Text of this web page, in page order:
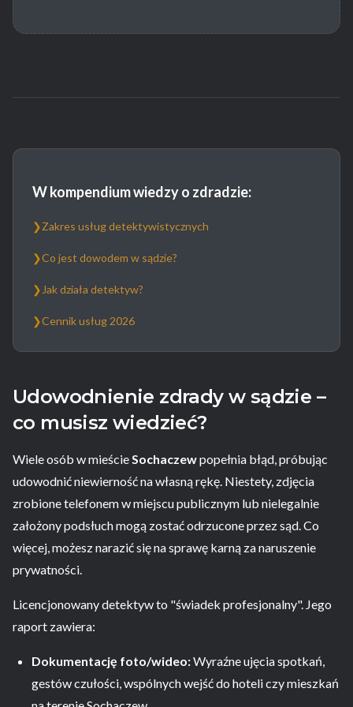
W kompendium wiedzy o zdradzie:
❯Zakres usług detektywistycznych
❯Co jest dowodem w sądzie?
❯ Jak działa detektyw?
❯Cennik usług 2026
Udowodnienie zdrady w sądzie –
co musisz wiedzieć?
Wiele osób w mieścieSochaczewpopełnia błąd, próbując
udowodnić niewierność na własną rękę. Niestety, zdjęcia
zrobione telefonem w miejscu publicznym lub nielegalnie
założony podsłuch mogą zostać odrzucone przez sąd. Co
więcej, możesz narazić się na sprawę karną za naruszenie
prywatności.
Licencjonowany detektyw to "świadek profesjonalny". Jego
raport zawiera:
Dokumentację foto/wideo:Wyraźne ujęcia spotkań,
gestów czułości, wspólnych wejść do hoteli czy mieszkań